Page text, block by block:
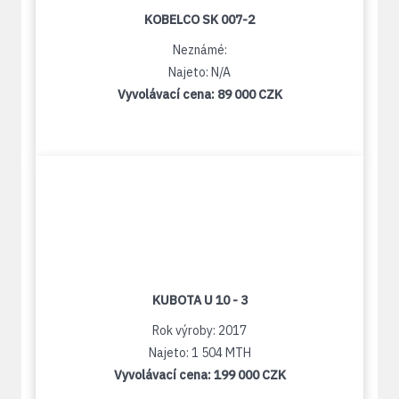
KOBELCO SK 007-2
Neznámé:
Najeto: N/A
Vyvolávací cena: 89 000 CZK
KUBOTA U 10 - 3
Rok výroby: 2017
Najeto: 1 504 MTH
Vyvolávací cena:199 000 CZK